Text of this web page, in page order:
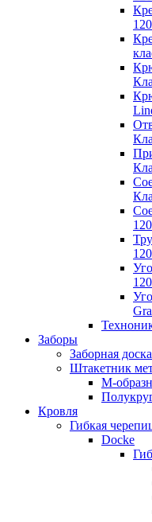
Заборы
Заборная
Штакетник
М-
Кровля
Гибкая
Docke